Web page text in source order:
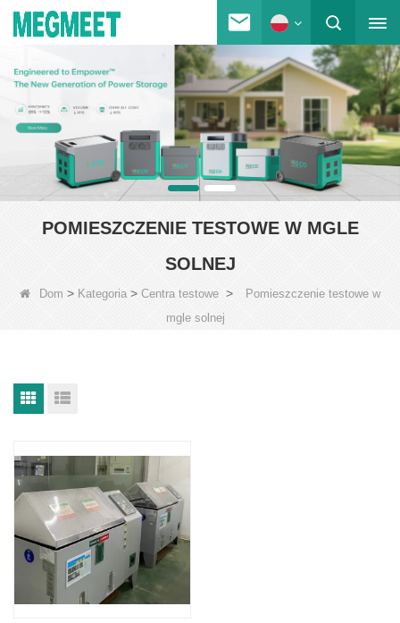
POMIESZCZENIE TESTOWE W MGLE
SOLNEJ
Dom > Kategoria > Centra testowe >
Pomieszczenie testowe w
mgle solnej